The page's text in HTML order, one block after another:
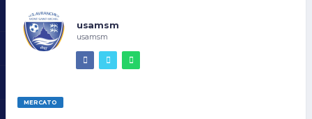
usamsm
usamsm
MERCATO